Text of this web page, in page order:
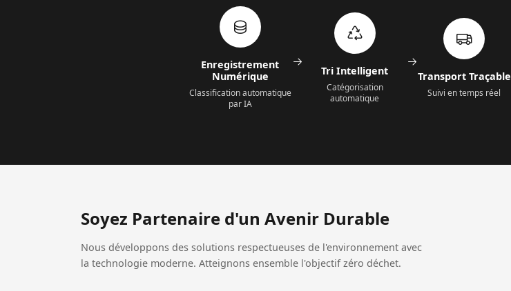
Enregistrement
Numérique
Classification automatique
par IA
Tri Intelligent
Catégorisation
automatique
Transport Traçable
Suivi en temps réel
Soyez Partenaire d'un Avenir Durable
Nous développons des solutions respectueuses de l'environnement avec
la technologie moderne. Atteignons ensemble l'objectif zéro déchet.